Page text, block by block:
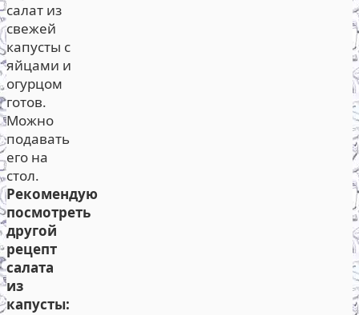
салат из
свежей
капусты с
яйцами и
огурцом
готов.
Можно
подавать
его на
стол.
Рекомендую
посмотреть
другой
рецепт
салата
из
капусты: